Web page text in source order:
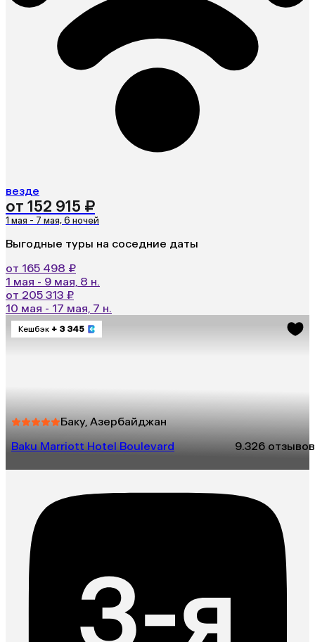
везде
от 152 915 ₽
1 мая - 7 мая, 6 ночей
Выгодные туры на соседние даты
от 165 498 ₽
1 мая - 9 мая, 8 н.
от 205 313 ₽
10 мая - 17 мая, 7 н.
Кешбэк + 3 345
Баку, Азербайджан
Baku Marriott Hotel Boulevard
9.326 отзывов